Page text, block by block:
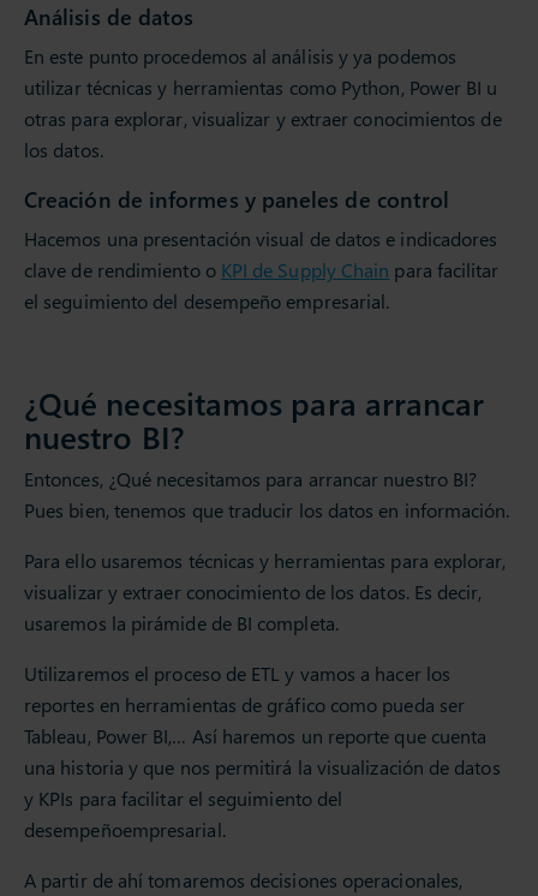
Análisis de datos
En este punto procedemos al análisis y ya podemos
utilizar técnicas y herramientas como Python, Power BI u
otras para explorar, visualizar y extraer conocimientos de
los datos.
Creación de informes y paneles de control
Hacemos una presentación visual de datos e indicadores
clave de rendimiento o KPI de Supply Chain para facilitar
el seguimiento del desempeño empresarial.
¿Qué necesitamos para arrancar
nuestro BI?
Entonces, ¿Qué necesitamos para arrancar nuestro BI?
Pues bien, tenemos que traducir los datos en información.
Para ello usaremos técnicas y herramientas para explorar,
visualizar y extraer conocimiento de los datos. Es decir,
usaremos la pirámide de BI completa.
Utilizaremos el proceso de ETL y vamos a hacer los
reportes en herramientas de gráfico como pueda ser
Tableau, Power BI,… Así haremos un reporte que cuenta
una historia y que nos permitirá la visualización de datos
y KPIs para facilitar el seguimiento del
desempeñoempresarial.
A partir de ahí tomaremos decisiones operacionales,